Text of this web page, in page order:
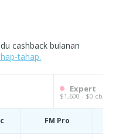
cashback bulanan
tahap.
Expert
$1,600 - $0 cb/mo
FM Pro